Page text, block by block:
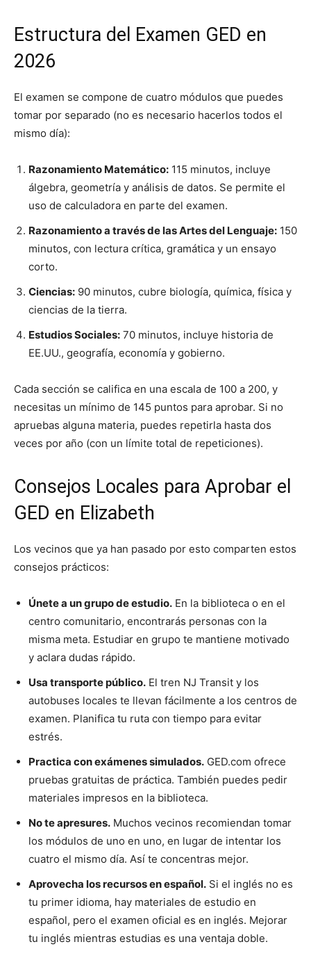
Estructura del Examen GED en
2026
El examen se compone de cuatro módulos que puedes
tomar por separado (no es necesario hacerlos todos el
mismo día):
Razonamiento Matemático: 115 minutos, incluye
álgebra, geometría y análisis de datos. Se permite el
uso de calculadora en parte del examen.
Razonamiento a través de las Artes del Lenguaje: 150
minutos, con lectura crítica, gramática y un ensayo
corto.
Ciencias: 90 minutos, cubre biología, química, física y
ciencias de la tierra.
Estudios Sociales: 70 minutos, incluye historia de
EE.UU., geografía, economía y gobierno.
Cada sección se califica en una escala de 100 a 200, y
necesitas un mínimo de 145 puntos para aprobar. Si no
apruebas alguna materia, puedes repetirla hasta dos
veces por año (con un límite total de repeticiones).
Consejos Locales para Aprobar el
GED en Elizabeth
Los vecinos que ya han pasado por esto comparten estos
consejos prácticos:
Únete a un grupo de estudio. En la biblioteca o en el
centro comunitario, encontrarás personas con la
misma meta. Estudiar en grupo te mantiene motivado
y aclara dudas rápido.
Usa transporte público. El tren NJ Transit y los
autobuses locales te llevan fácilmente a los centros de
examen. Planifica tu ruta con tiempo para evitar
estrés.
Practica con exámenes simulados. GED.com ofrece
pruebas gratuitas de práctica. También puedes pedir
materiales impresos en la biblioteca.
No te apresures. Muchos vecinos recomiendan tomar
los módulos de uno en uno, en lugar de intentar los
cuatro el mismo día. Así te concentras mejor.
Aprovecha los recursos en español. Si el inglés no es
tu primer idioma, hay materiales de estudio en
español, pero el examen oficial es en inglés. Mejorar
tu inglés mientras estudias es una ventaja doble.